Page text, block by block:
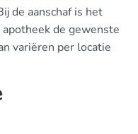
de aanschaf is het
de gewenste
variëren per locatie